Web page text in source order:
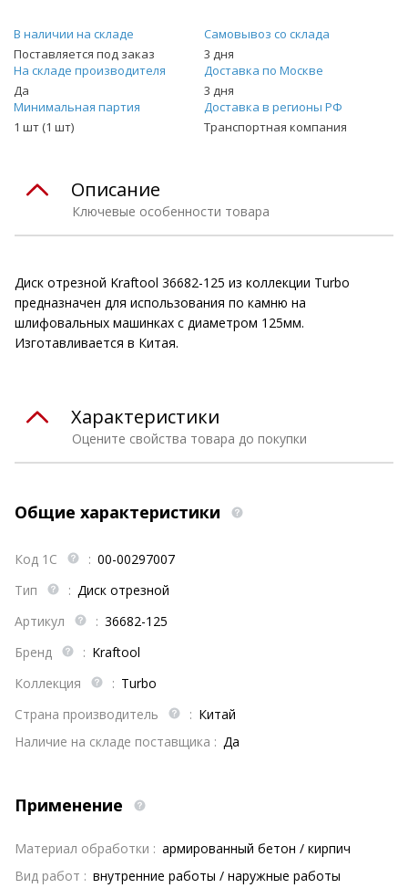
В наличии на складе
Поставляется под заказ
Самовывоз со склада
3 дня
На складе производителя
Да
Доставка по Москве
3 дня
Минимальная партия
1 шт (1 шт)
Доставка в регионы РФ
Транспортная компания
Ключевые особенности товара
Описание
Диск отрезной Kraftool 36682-125 из коллекции Turbo
предназначен для использования по камню на
шлифовальных машинках с диаметром 125мм.
Изготавливается в Китая.
Оцените свойства товара до покупки
Характеристики
Общие характеристики
Код 1С : 00-00297007
Тип
: Диск отрезной
Артикул
: 36682-125
Бренд
: Kraftool
Коллекция
: Turbo
Страна производитель
: Китай
Наличие на складе поставщика : Да
Применение
Материал обработки : армированный бетон / кирпич
Вид работ : внутренние работы / наружные работы